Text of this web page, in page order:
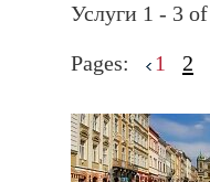
Услуги 1 - 3
Pages: 1 2